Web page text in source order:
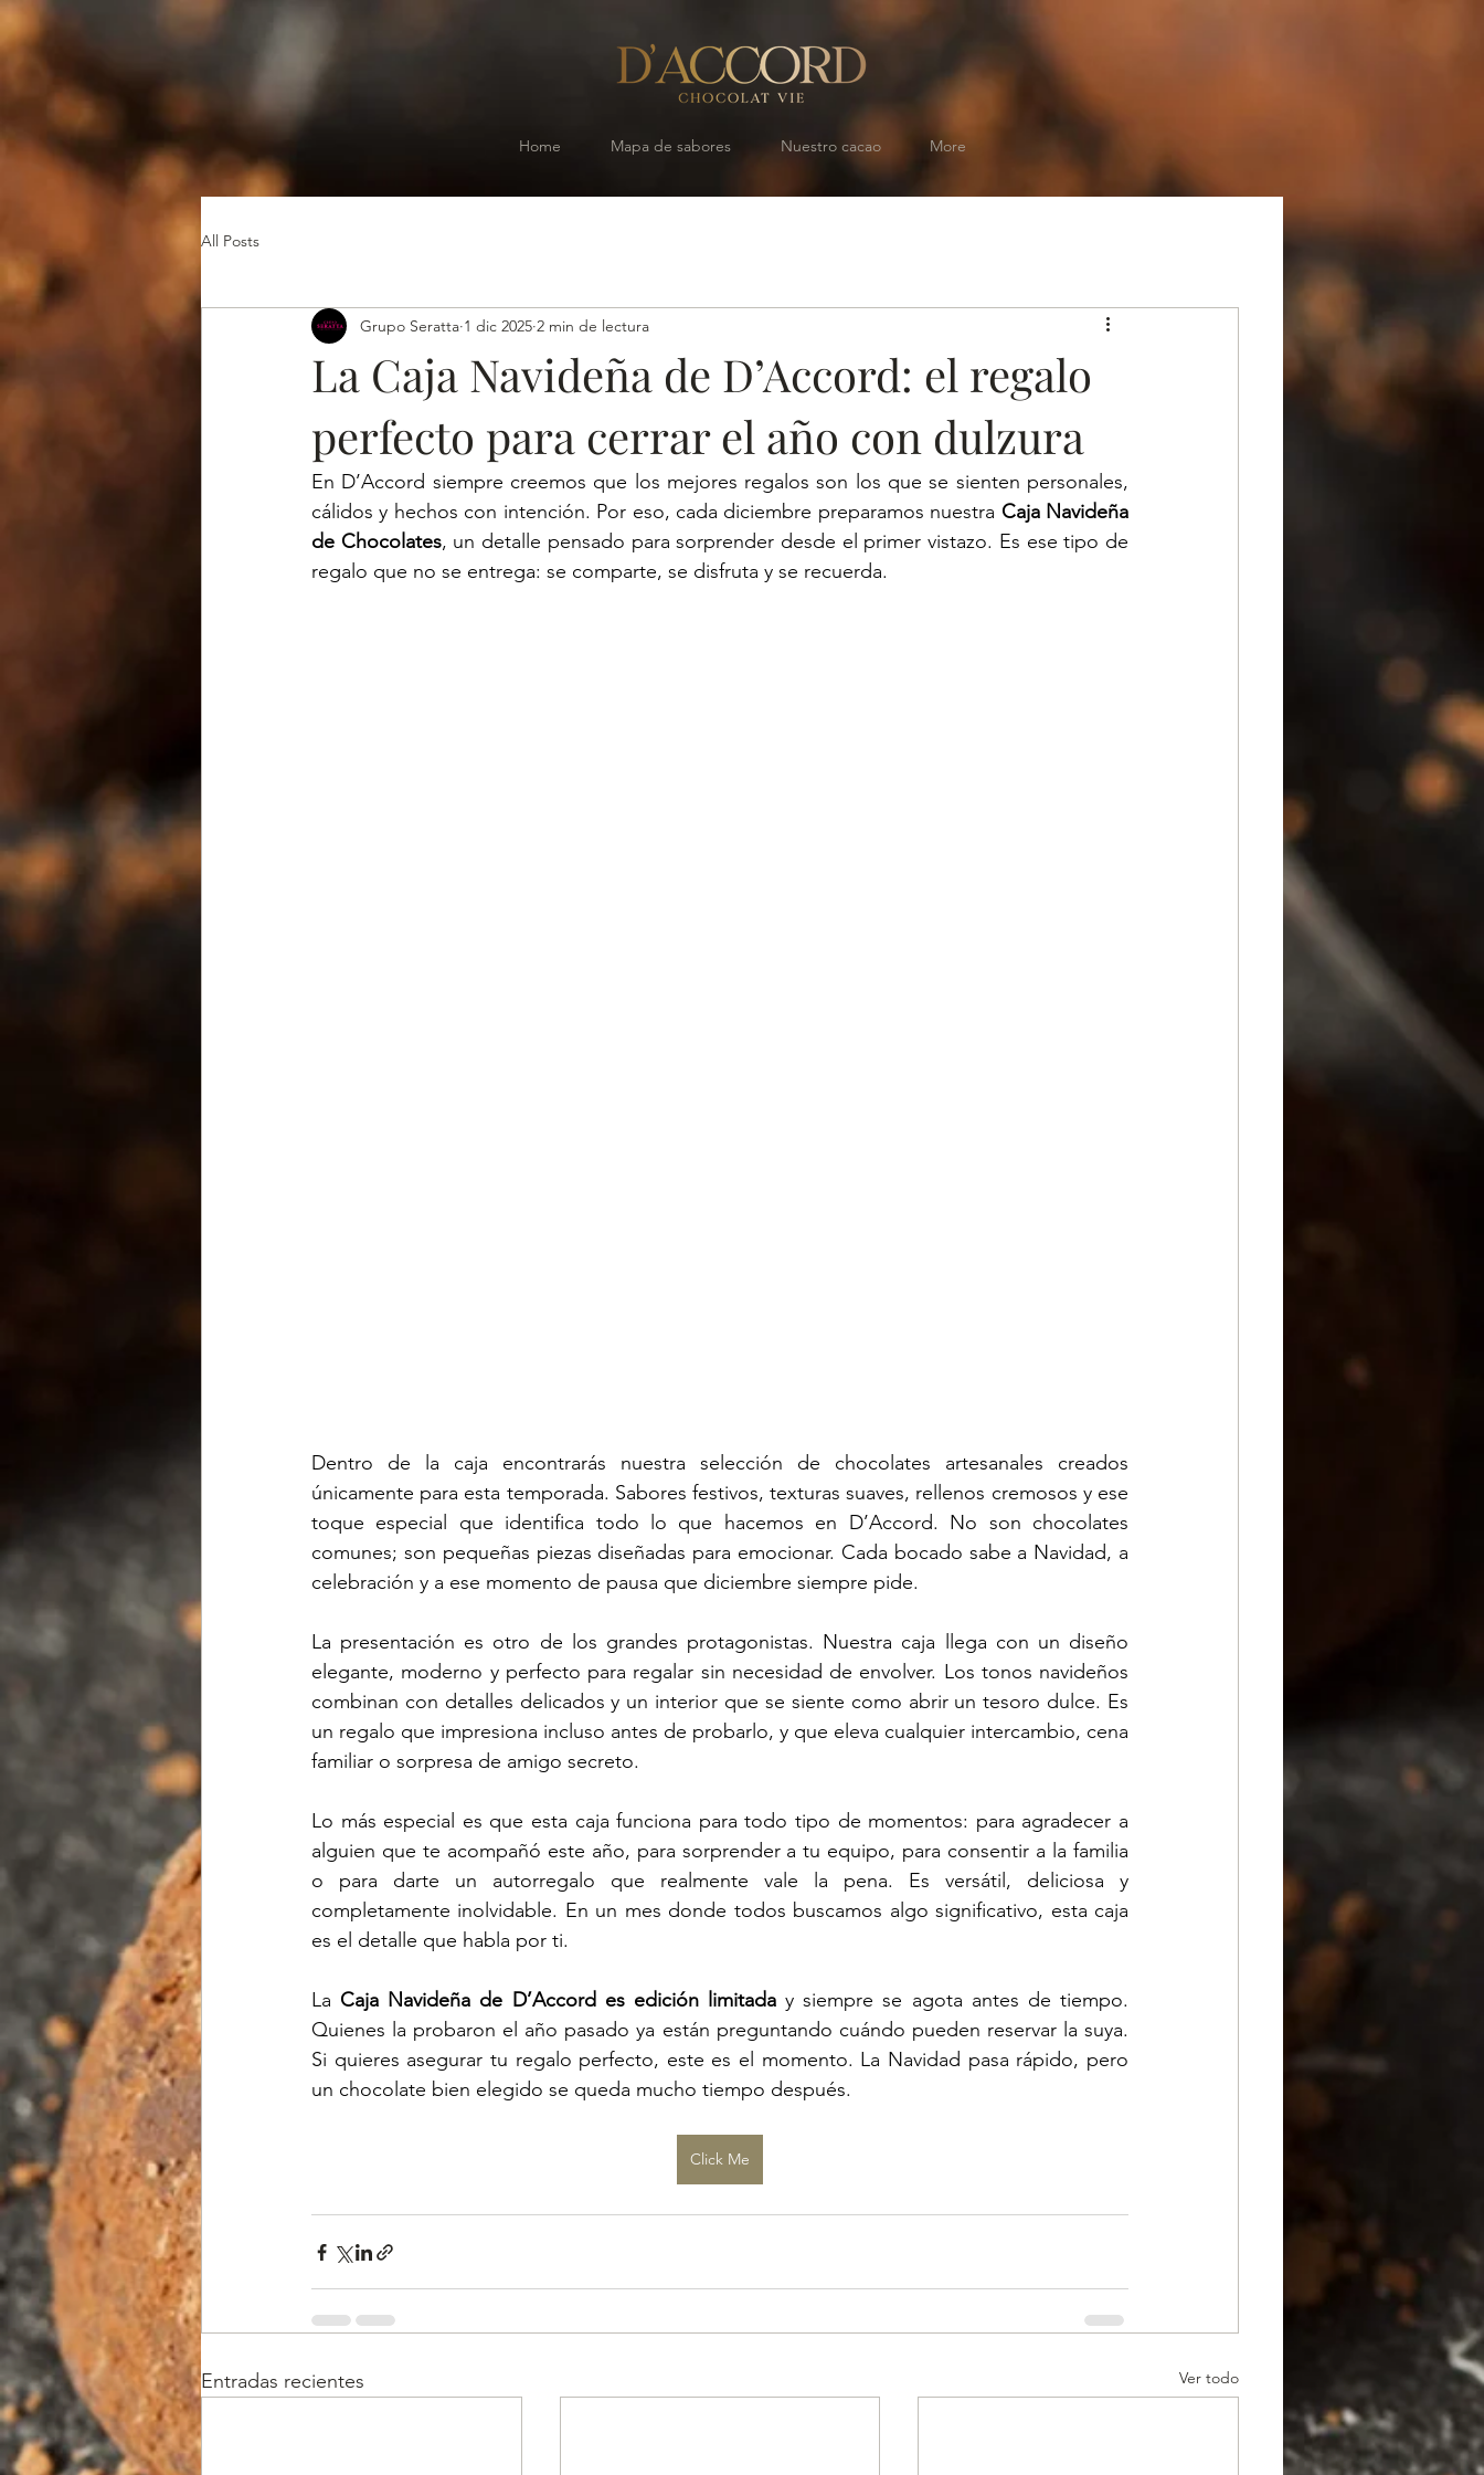
Home Mapa de sabores Nuestro cacao More
All Posts
La Caja Navideña de D’Accord: el regalo
perfecto para cerrar el año con dulzura
Grupo Seratta 1 dic 2025 2 min de lectura
En D’Accord siempre creemos que los mejores regalos son los que se sienten personales,
cálidos y hechos con intención. Por eso, cada diciembre preparamos nuestra Caja Navideña
de Chocolates, un detalle pensado para sorprender desde el primer vistazo. Es ese tipo de
regalo que no se entrega: se comparte, se disfruta y se recuerda.
Dentro de la caja encontrarás nuestra selección de chocolates artesanales creados
únicamente para esta temporada. Sabores festivos, texturas suaves, rellenos cremosos y ese
toque especial que identifica todo lo que hacemos en D’Accord. No son chocolates
comunes; son pequeñas piezas diseñadas para emocionar. Cada bocado sabe a Navidad, a
celebración y a ese momento de pausa que diciembre siempre pide.
La presentación es otro de los grandes protagonistas. Nuestra caja llega con un diseño
elegante, moderno y perfecto para regalar sin necesidad de envolver. Los tonos navideños
combinan con detalles delicados y un interior que se siente como abrir un tesoro dulce. Es
un regalo que impresiona incluso antes de probarlo, y que eleva cualquier intercambio, cena
familiar o sorpresa de amigo secreto.
Lo más especial es que esta caja funciona para todo tipo de momentos: para agradecer a
alguien que te acompañó este año, para sorprender a tu equipo, para consentir a la familia
o para darte un autorregalo que realmente vale la pena. Es versátil, deliciosa y
completamente inolvidable. En un mes donde todos buscamos algo significativo, esta caja
es el detalle que habla por ti.
La Caja Navideña de D’Accord es edición limitada y siempre se agota antes de tiempo.
Quienes la probaron el año pasado ya están preguntando cuándo pueden reservar la suya.
Si quieres asegurar tu regalo perfecto, este es el momento. La Navidad pasa rápido, pero
un chocolate bien elegido se queda mucho tiempo después.
Click Me
Entradas recientes Ver todo